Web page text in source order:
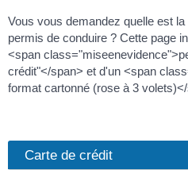
Vous vous demandez quelle est
permis de conduire ? Cette page
<span
crédit"</span> et d'un <span
format cartonné (rose à 3
Carte de crédit